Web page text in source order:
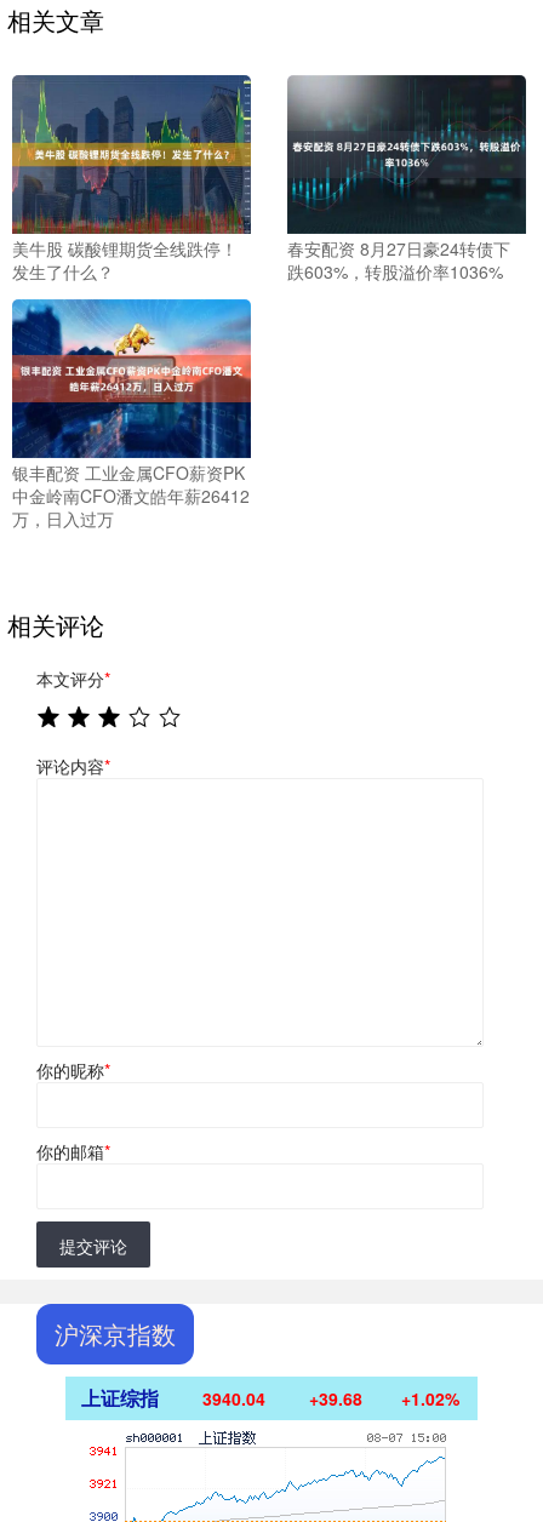
相关文章
美牛股 碳酸锂期货全线跌停！
发生了什么？
春安配资 8月27日豪24转债下
跌603%，转股溢价率1036%
银丰配资 工业金属CFO薪资PK
中金岭南CFO潘文皓年薪26412
万，日入过万
相关评论
本文评分*
评论内容*
你的昵称*
你的邮箱*
提交评论
沪深京指数
上证综指 3940.04 +39.68 +1.02%